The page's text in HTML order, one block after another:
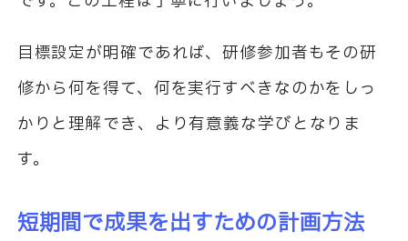
目標設定が明確であれば、研修参加者もその研
修から何を得て、何を実行すべきなのかをしっ
かりと理解でき、より有意義な学びとなりま
す。
短期間で成果を出すための計画方法